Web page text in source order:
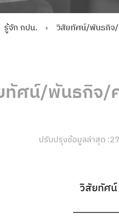
รู้จัก กปน. วิสัยทัศน์/พันธกิจ
ศน์/พันธกิจ/
ปรับปรุงข้อมูลล่าสุด :
วิสัยทัศน์